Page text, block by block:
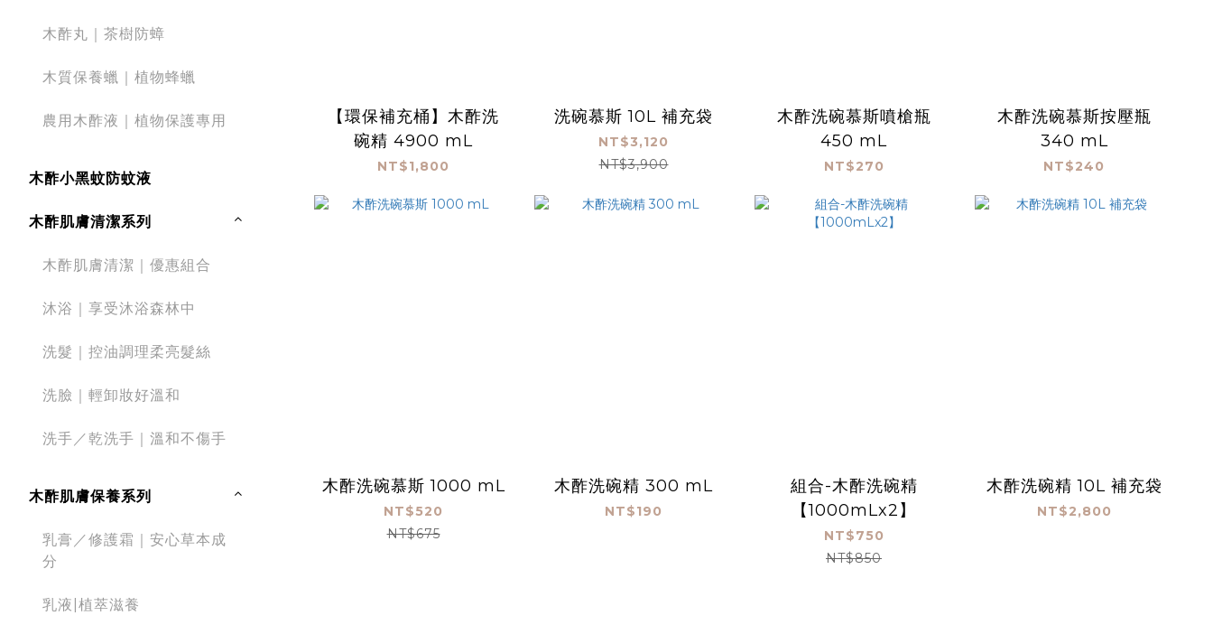
木酢丸｜茶樹防蟑
木質保養蠟｜植物蜂蠟
農用木酢液｜植物保護專用
木酢小黑蚊防蚊液
木酢肌膚清潔系列
木酢肌膚清潔｜優惠組合
沐浴｜享受沐浴森林中
洗髮｜控油調理柔亮髮絲
洗臉｜輕卸妝好溫和
洗手／乾洗手｜溫和不傷手
木酢肌膚保養系列
乳膏／修護霜｜安心草本成
分
乳液|植萃滋養
【環保補充桶】木酢洗
碗精 4900 mL
NT$1,800
洗碗慕斯 10L 補充袋
NT$3,120
NT$3,900
木酢洗碗慕斯噴槍瓶
450 mL
NT$270
木酢洗碗慕斯按壓瓶
340 mL
NT$240
木酢洗碗慕斯 1000 mL
NT$520
NT$675
木酢洗碗精 300 mL
NT$190
組合-木酢洗碗精
【1000mLx2】
NT$750
NT$850
木酢洗碗精 10L 補充袋
NT$2,800